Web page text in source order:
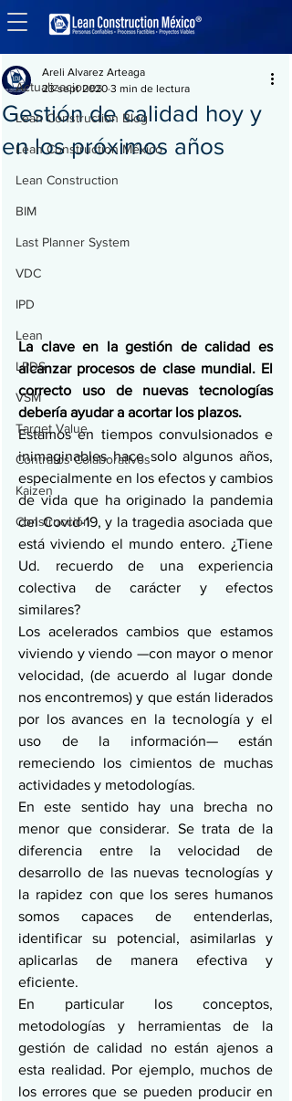
Entrada
Actualizaciones
Lean Construction Blog
Lean Construction México
Lean Construction
BIM
Last Planner System
VDC
IPD
Lean
LPDS
VSM
Target Value
Contratos Colaborativos
Kaizen
Construcción
Gestión de calidad hoy y
en los próximos años
Areli Alvarez Arteaga
23 sept 2020 3 min de lectura
La clave en la gestión de calidad es
alcanzar procesos de clase mundial. El
correcto uso de nuevas tecnologías
debería ayudar a acortar los plazos.
Estamos en tiempos convulsionados e
inimaginables hace solo algunos años,
especialmente en los efectos y cambios
de vida que ha originado la pandemia
del Covid-19, y la tragedia asociada que
está viviendo el mundo entero. ¿Tiene
Ud. recuerdo de una experiencia
colectiva de carácter y efectos
similares?
Los acelerados cambios que estamos
viviendo y viendo —con mayor o menor
velocidad, (de acuerdo al lugar donde
nos encontremos) y que están liderados
por los avances en la tecnología y el
uso de la información— están
remeciendo los cimientos de muchas
actividades y metodologías.
En este sentido hay una brecha no
menor que considerar. Se trata de la
diferencia entre la velocidad de
desarrollo de las nuevas tecnologías y
la rapidez con que los seres humanos
somos capaces de entenderlas,
identificar su potencial, asimilarlas y
aplicarlas de manera efectiva y
eficiente.
En particular los conceptos,
metodologías y herramientas de la
gestión de calidad no están ajenos a
esta realidad. Por ejemplo, muchos de
los errores que se pueden producir en